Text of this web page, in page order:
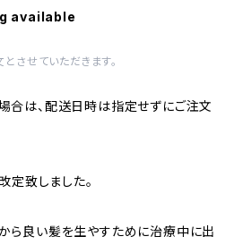
available
させていただきます。
合は、配送日時は指定せずにご注文
致しました。
ら良い髪を生やすために治療中に出